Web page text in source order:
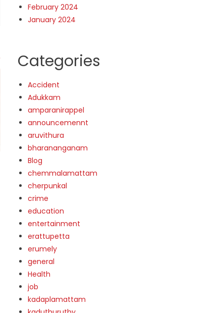
February 2024
January 2024
Categories
Accident
Adukkam
amparanirappel
announcemennt
aruvithura
bharananganam
Blog
chemmalamattam
cherpunkal
crime
education
entertainment
erattupetta
erumely
general
Health
job
kadaplamattam